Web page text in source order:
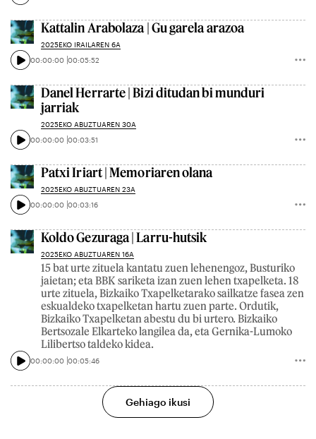
Kattalin Arabolaza | Gu garela arazoa
2025EKO IRAILAREN 6A
00:00:00 00:05:52
Danel Herrarte | Bizi ditudan bi munduri
jarriak
2025EKO ABUZTUAREN 30A
00:00:00 00:03:51
Patxi Iriart | Memoriaren olana
2025EKO ABUZTUAREN 23A
00:00:00 00:03:16
Koldo Gezuraga | Larru-hutsik
2025EKO ABUZTUAREN 16A
15 bat urte zituela kantatu zuen lehenengoz, Busturiko
jaietan; eta BBK sariketa izan zuen lehen txapelketa. 18
urte zituela, Bizkaiko Txapelketarako sailkatze fasea zen
eskualdeko txapelketan hartu zuen parte. Ordutik,
Bizkaiko Txapelketan abestu du bi urtero. Bizkaiko
Bertsozale Elkarteko langilea da, eta Gernika-Lumoko
Lilibertso taldeko kidea.
00:00:00 00:05:46
Gehiago ikusi